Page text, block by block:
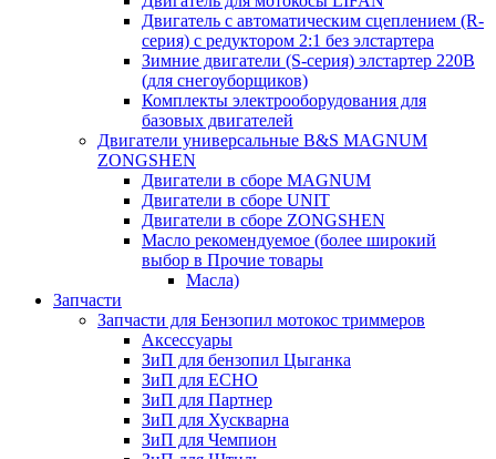
Двигатель с автоматическим сцеплением (R-
серия) с редуктором 2:1 без элстартера
Зимние двигатели (S-серия) элстартер 220В
(для снегоуборщиков)
Комплекты электрооборудования для
базовых двигателей
Двигатели универсальные B&S MAGNUM
ZONGSHEN
Двигатели в сборе MAGNUM
Двигатели в сборе UNIT
Двигатели в сборе ZONGSHEN
Масло рекомендуемое (более широкий
выбор в Прочие товары
Масла)
Запчасти
Запчасти для Бензопил мотокос триммеров
Аксессуары
ЗиП для бензопил Цыганка
ЗиП для ЕСНО
ЗиП для Партнер
ЗиП для Хускварна
ЗиП для Чемпион